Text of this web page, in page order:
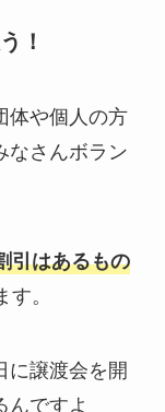
！
体や個人の方
なさんボラン
引はあるもの
。
に譲渡会を開
んですよ